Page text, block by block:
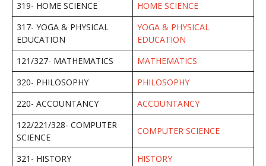
319- HOME SCIENCE
HOME SCIENCE
317- YOGA & PHYSICAL
EDUCATION
YOGA & PHYSICAL
EDUCATION
121/327- MATHEMATICS
MATHEMATICS
320- PHILOSOPHY
PHILOSOPHY
220- ACCOUNTANCY
ACCOUNTANCY
122/221/328- COMPUTER
SCIENCE
COMPUTER SCIENCE
321- HISTORY
HISTORY